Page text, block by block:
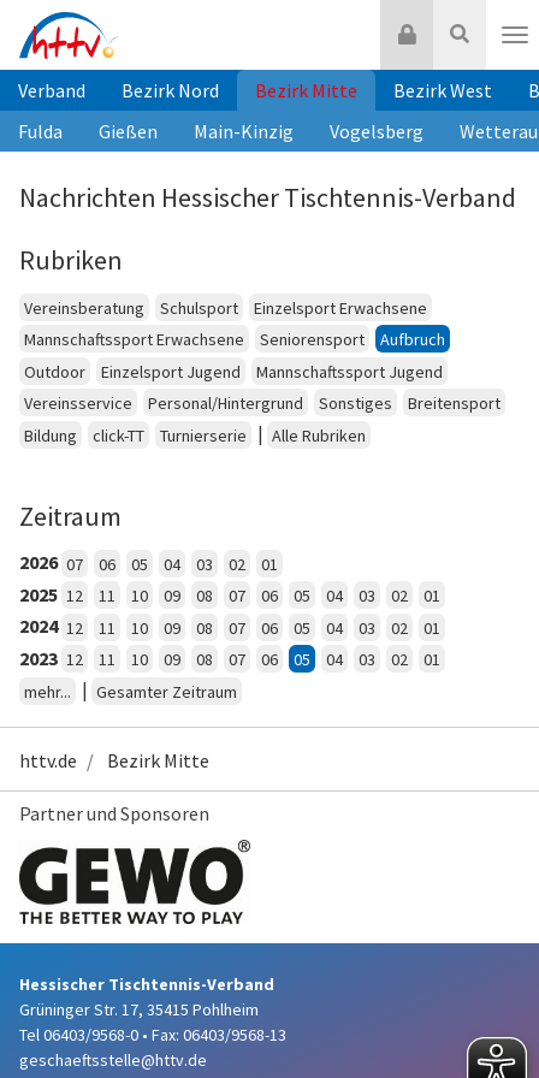
Inhalt
springen
Suche
Login
Verband Bezirk Nord Bezirk Mitte Bezirk West
Fulda
Gießen Main-Kinzig Vogelsberg Wetterau
Nachrichten Hessischer Tischtennis-Verband
Rubriken
Vereinsberatung Schulsport
Einzelsport Erwachsene
Mannschaftssport Erwachsene
Seniorensport
Aufbruch
Outdoor
Einzelsport Jugend
Mannschaftssport Jugend
Vereinsservice
Personal/Hintergrund Sonstiges
Breitensport
Bildung
click-TT Turnierserie | Alle Rubriken
Zeitraum
2026 07 06 05 04 03 02 01
2025 12 11 10 09 08 07 06 05 04 03 02 01
2024 12 11 10 09 08 07 06 05 04 03 02 01
2023 12 11 10 09 08 07 06 05 04 03 02
01
mehr...
| Gesamter Zeitraum
httv.de Bezirk Mitte
Partner und Sponsoren
Hessischer Tischtennis-Verband
Grüninger Str. 17, 35415 Pohlheim
Tel 06403/9568-0 • Fax: 06403/9568-13
geschaeftsstelle@httv.de